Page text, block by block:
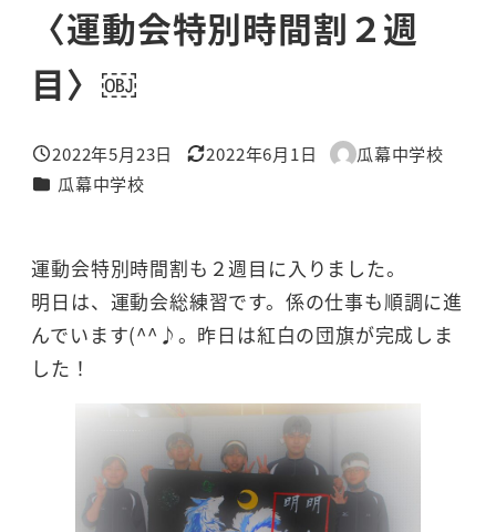
〈運動会特別時間割２週
目〉￼
投稿日
2022年5月23日
更新日
2022年6月1日
著
瓜幕中学校
カテゴリー
瓜幕中学校
運動会特別時間割も２週目に入りました。
明日は、運動会総練習です。係の仕事も順調に進
んでいます(^^♪。昨日は紅白の団旗が完成しま
した！